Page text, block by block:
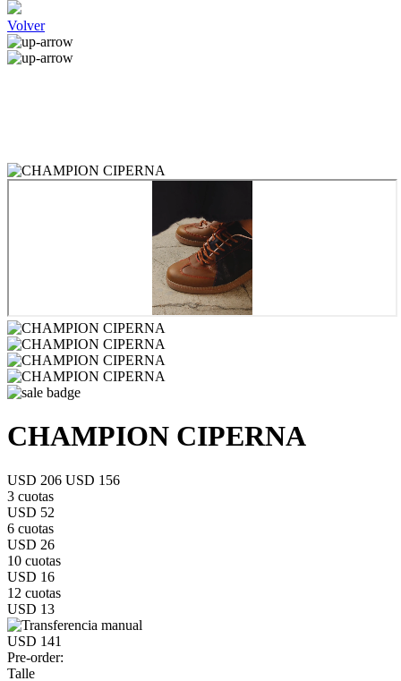
Volver
CHAMPION CIPERNA
USD 206 USD 156
3 cuotas
USD 52
6 cuotas
USD 26
10 cuotas
USD 16
12 cuotas
USD 13
USD 141
Pre-order:
Talle